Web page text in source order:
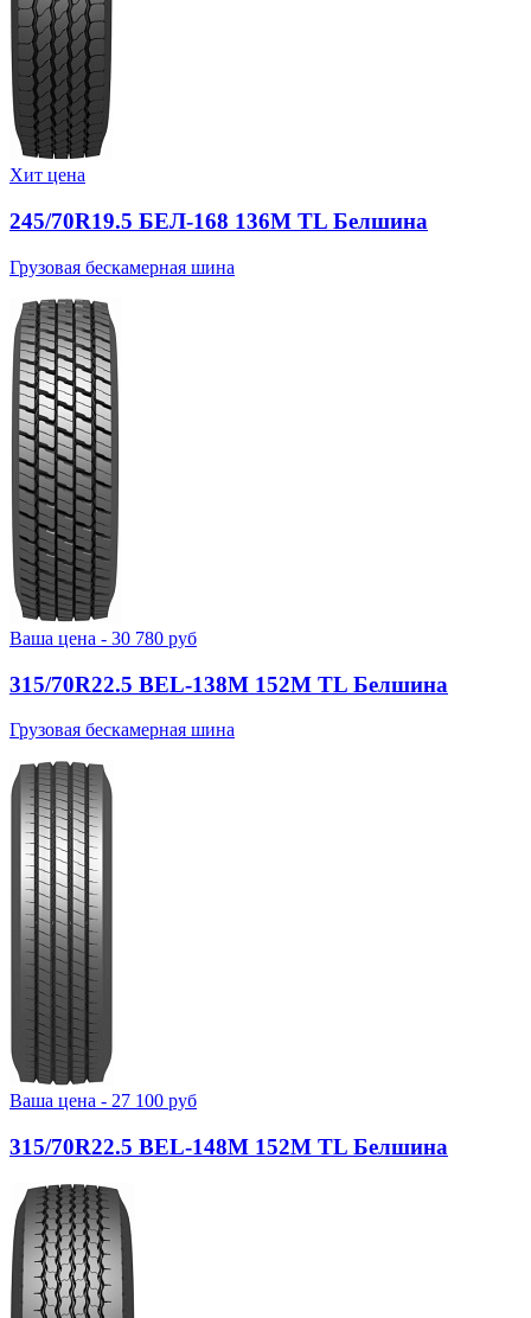
Хит цена
245/70R19.5 БЕЛ-168 136M TL Белшина
Грузовая бескамерная шина
Ваша цена - 30 780 руб
315/70R22.5 BEL-138М 152M TL Белшина
Грузовая бескамерная шина
Ваша цена - 27 100 руб
315/70R22.5 BEL-148М 152M TL Белшина